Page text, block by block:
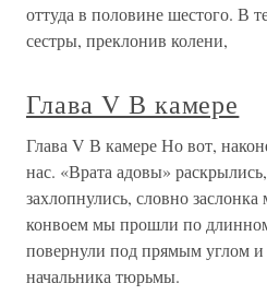
оттуда в половине шестого. В
сестры, преклонив колени,
Глава V В камере
Глава V В камере Но вот,
нас. «Врата адовы»
захлопнулись, словно
конвоем мы прошли по
повернули под прямым углом
начальника тюрьмы.